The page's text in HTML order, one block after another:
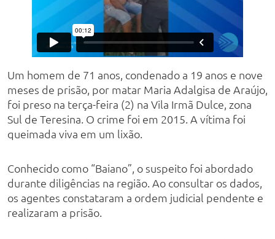
Um homem de 71 anos, condenado a 19 anos e nove
meses de prisão, por matar Maria Adalgisa de Araújo,
foi preso na terça-feira (2) na Vila Irmã Dulce, zona
Sul de Teresina. O crime foi em 2015. A vítima foi
queimada viva em um lixão.
Conhecido como “Baiano”, o suspeito foi abordado
durante diligências na região. Ao consultar os dados,
os agentes constataram a ordem judicial pendente e
realizaram a prisão.